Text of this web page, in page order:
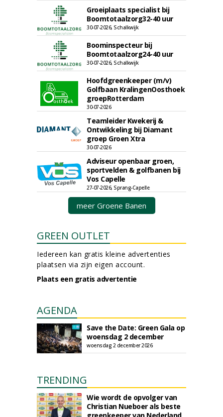
Groeiplaats specialist bij
Boomtotaalzorg32-40 uur
30-07-2026, Schalkwijk
Boominspecteur bij
Boomtotaalzorg24-40 uur
30-07-2026, Schalkwijk
Hoofdgreenkeeper (m/v)
Golfbaan KralingenOosthoek
groepRotterdam
30-07-2026
Teamleider Kwekerij &
Ontwikkeling bij Diamant
groep Groen Xtra
30-07-2026
Adviseur openbaar groen,
sportvelden & golfbanen bij
Vos Capelle
27-07-2026, Sprang-Capelle
meer Groene Banen
GREEN OUTLET
Iedereen kan gratis kleine advertenties
plaatsen via zijn eigen account.
Plaats een gratis advertentie
AGENDA
Save the Date: Green Gala op
woensdag 2 december
woensdag 2 december 2026
TRENDING
Wie wordt de opvolger van
Christian Nueboer als beste